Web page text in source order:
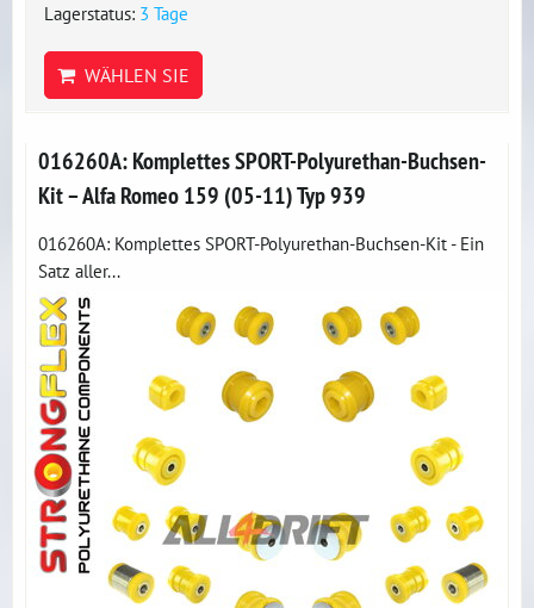
Lagerstatus: 3 Tage
WÄHLEN SIE
016260A: Komplettes SPORT-Polyurethan-Buchsen-
Kit – Alfa Romeo 159 (05-11) Typ 939
016260A: Komplettes SPORT-Polyurethan-Buchsen-Kit - Ein
Satz aller...